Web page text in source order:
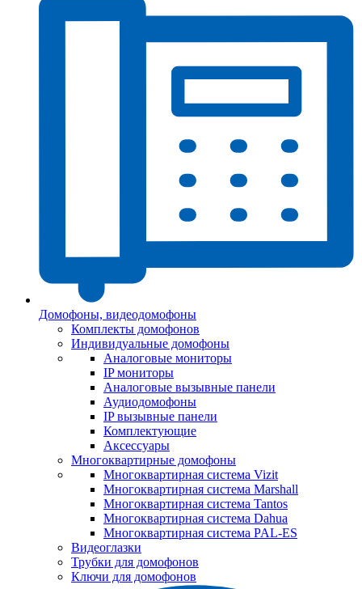
Домофоны, видеодомофоны
Комплекты домофонов
Индивидуальные домофоны
Аналоговые мониторы
IP мониторы
Аналоговые вызывные панели
Аудиодомофоны
IP вызывные панели
Комплектующие
Аксессуары
Многоквартирные домофоны
Многоквартирная система Vizit
Многоквартирная система Marshall
Многоквартирная система Tantos
Многоквартирная система Dahua
Многоквартирная система PAL-ES
Видеоглазки
Трубки для домофонов
Ключи для домофонов